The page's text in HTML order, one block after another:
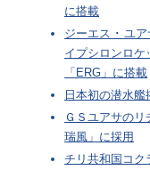
に搭載
ジーエス ･ ユ
イプシロンロケ
「ERG」に搭載
日本初の潜水
ＧＳユアサの
瑞風」に採用
チリ共和国コク